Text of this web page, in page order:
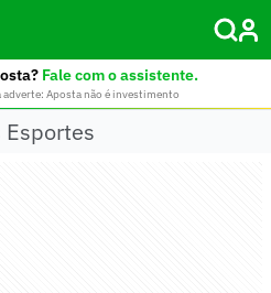
Fale com o assistente.
Aposta não é investimento
Esportes